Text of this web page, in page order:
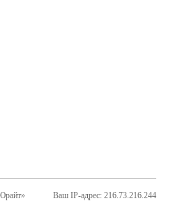
Ваш IP-адрес: 216.73.216.244